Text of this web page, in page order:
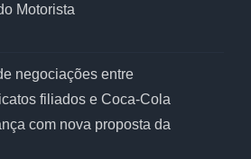
Motorista
negociações entre
filiados e Coca-Cola
com nova proposta da